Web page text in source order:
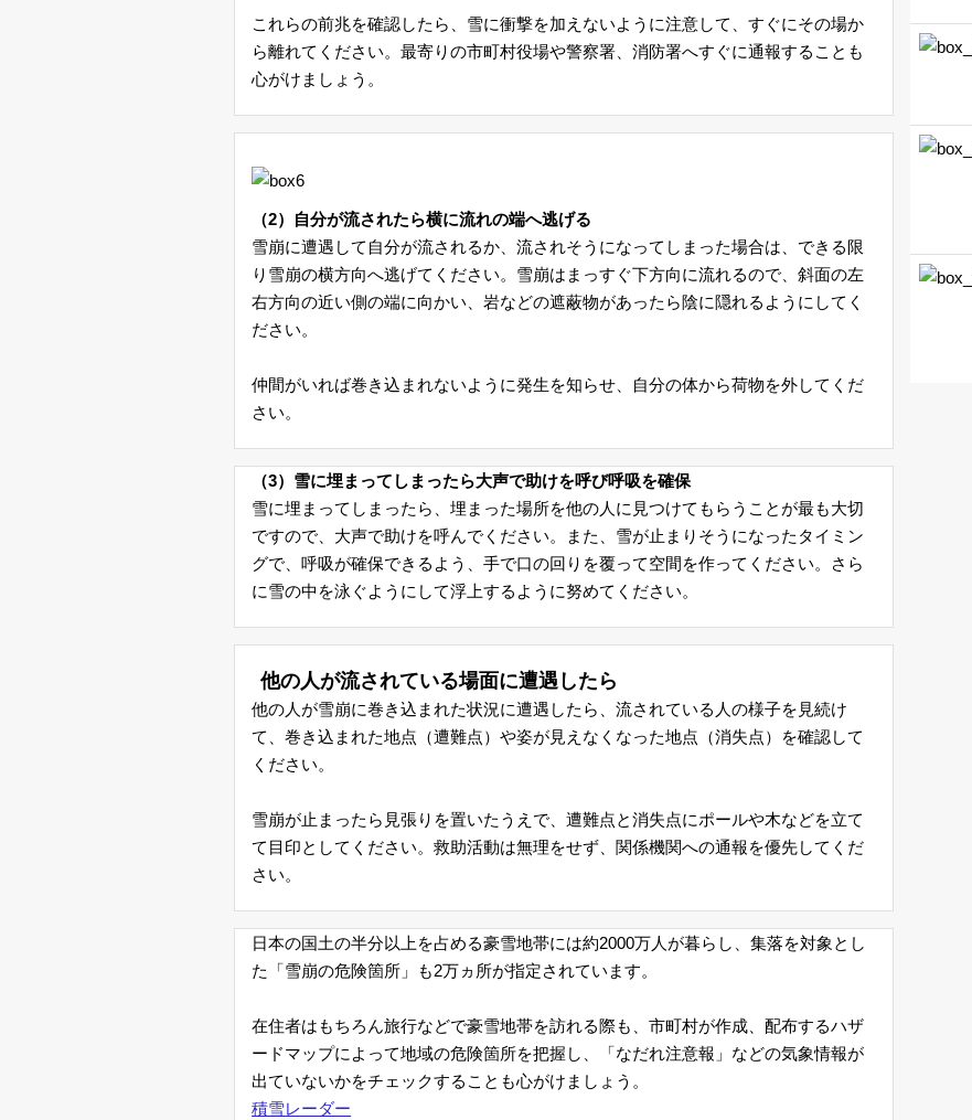
これらの前兆を確認したら、雪に衝撃を加えないように注意して、すぐにその場か
ら離れてください。最寄りの市町村役場や警察署、消防署へすぐに通報することも
心がけましょう。
（2）自分が流されたら横に流れの端へ逃げる
雪崩に遭遇して自分が流されるか、流されそうになってしまった場合は、できる限
り雪崩の横方向へ逃げてください。雪崩はまっすぐ下方向に流れるので、斜面の左
右方向の近い側の端に向かい、岩などの遮蔽物があったら陰に隠れるようにしてく
ださい。
仲間がいれば巻き込まれないように発生を知らせ、自分の体から荷物を外してくだ
さい。
（3）雪に埋まってしまったら大声で助けを呼び呼吸を確保
雪に埋まってしまったら、埋まった場所を他の人に見つけてもらうことが最も大切
ですので、大声で助けを呼んでください。また、雪が止まりそうになったタイミン
グで、呼吸が確保できるよう、手で口の回りを覆って空間を作ってください。さら
に雪の中を泳ぐようにして浮上するように努めてください。
他の人が流されている場面に遭遇したら
他の人が雪崩に巻き込まれた状況に遭遇したら、流されている人の様子を見続け
て、巻き込まれた地点（遭難点）や姿が見えなくなった地点（消失点）を確認して
ください。
雪崩が止まったら見張りを置いたうえで、遭難点と消失点にポールや木などを立て
て目印としてください。救助活動は無理をせず、関係機関への通報を優先してくだ
さい。
日本の国土の半分以上を占める豪雪地帯には約2000万人が暮らし、集落を対象とし
た「雪崩の危険箇所」も2万ヵ所が指定されています。
在住者はもちろん旅行などで豪雪地帯を訪れる際も、市町村が作成、配布するハザ
ードマップによって地域の危険箇所を把握し、「なだれ注意報」などの気象情報が
出ていないかをチェックすることも心がけましょう。
積雪レーダー